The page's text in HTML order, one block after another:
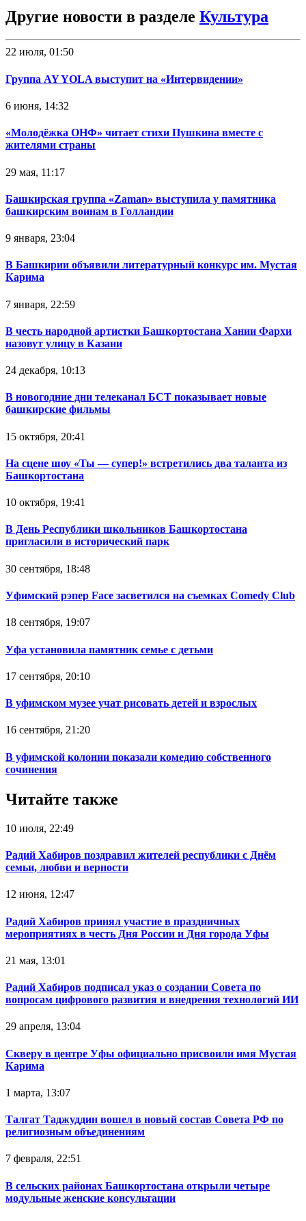
Другие новости в разделе Культура
22 июля, 01:50
Группа AY YOLA выступит на «Интервидении»
6 июня, 14:32
«Молодёжка ОНФ» читает стихи Пушкина вместе с
жителями страны
29 мая, 11:17
Башкирская группа «Zaman» выступила у памятника
башкирским воинам в Голландии
9 января, 23:04
В Башкирии объявили литературный конкурс им. Мустая
Карима
7 января, 22:59
В честь народной артистки Башкортостана Хании Фархи
назовут улицу в Казани
24 декабря, 10:13
В новогодние дни телеканал БСТ показывает новые
башкирские фильмы
15 октября, 20:41
На сцене шоу «Ты — супер!» встретились два таланта из
Башкортостана
10 октября, 19:41
В День Республики школьников Башкортостана
пригласили в исторический парк
30 сентября, 18:48
Уфимский рэпер Face засветился на съемках Comedy Club
18 сентября, 19:07
Уфа установила памятник семье с детьми
17 сентября, 20:10
В уфимском музее учат рисовать детей и взрослых
16 сентября, 21:20
В уфимской колонии показали комедию собственного
сочинения
Читайте также
10 июля, 22:49
Радий Хабиров поздравил жителей республики с Днём
семьи, любви и верности
12 июня, 12:47
Радий Хабиров принял участие в праздничных
мероприятиях в честь Дня России и Дня города Уфы
21 мая, 13:01
Радий Хабиров подписал указ о создании Совета по
вопросам цифрового развития и внедрения технологий ИИ
29 апреля, 13:04
Скверу в центре Уфы официально присвоили имя Мустая
Карима
1 марта, 13:07
Талгат Таджуддин вошел в новый состав Совета РФ по
религиозным объединениям
7 февраля, 22:51
В сельских районах Башкортостана открыли четыре
модульные женские консультации